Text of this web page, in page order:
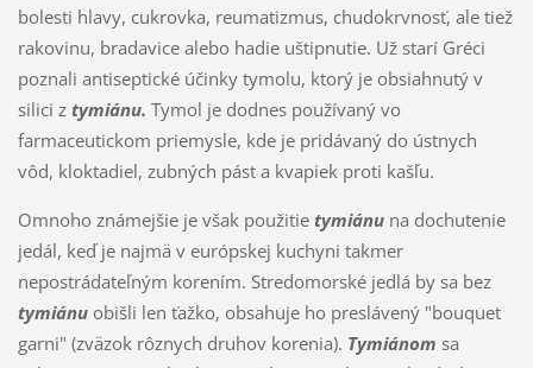
bolesti hlavy, cukrovka, reumatizmus, chudokrvnosť, ale tiež
rakovinu, bradavice alebo hadie uštipnutie. Už starí Gréci
poznali antiseptické účinky tymolu, ktorý je obsiahnutý v
silici z tymiánu. Tymol je dodnes používaný vo
farmaceutickom priemysle, kde je pridávaný do ústnych
vôd, kloktadiel, zubných pást a kvapiek proti kašľu.
Omnoho známejšie je však použitie tymiánuna dochutenie
jedál, keď je najmä v európskej kuchyni takmer
nepostrádateľným korením. Stredomorské jedlá by sa bez
tymiánuobišli len ťažko, obsahuje ho preslávený "bouquet
garni" (zväzok rôznych druhov korenia). Tymiánom sa